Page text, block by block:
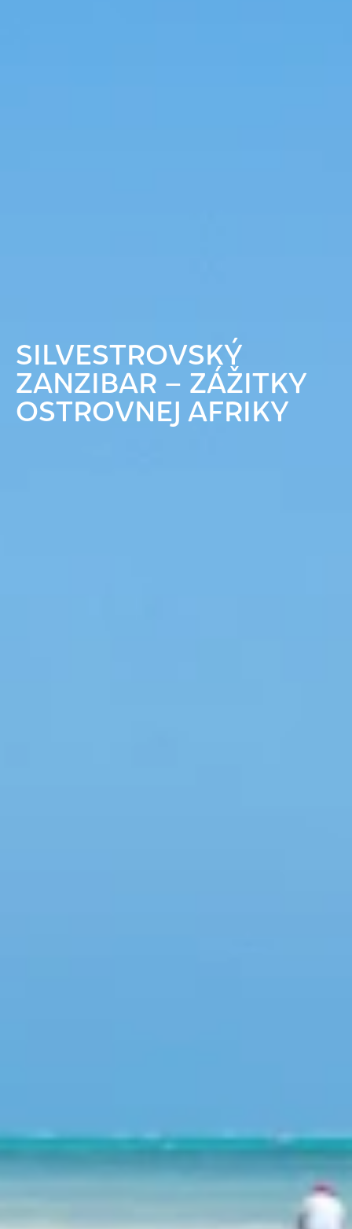
SILVESTROVSKÝ
ZANZIBAR – ZÁŽITKY
OSTROVNEJ AFRIKY